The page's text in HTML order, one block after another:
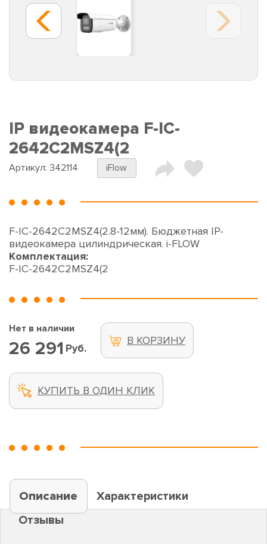
IP видеокамера F-IC-
2642C2MSZ4(2
Артикул: 342114 iFlow
F-IC-2642C2MSZ4(2.8-12мм). Бюджетная IP-
видеокамера цилиндрическая. i-FLOW
Комплектация:
F-IC-2642C2MSZ4(2
Нет в наличии
26 291 Руб.
В КОРЗИНУ
КУПИТЬ В ОДИН КЛИК
Описание
Характеристики
Отзывы